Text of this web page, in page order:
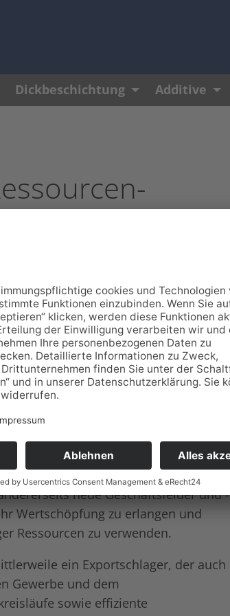
Dickbeschichtung Additive
erschließen.
dem Motto:
Effizienz Wettbewerbsfähigkeit
Lösungen, die Unternehmen
neue Geschäftsfelder und -
Wertschöpfung zu erlangen und
Ressourcen zu verwenden.
ein Exportschlager, der auch
Gewerbe und dem
sowie effiziente